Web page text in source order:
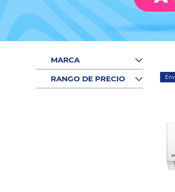
Cocina
Tecnología
ElectroHogar
Combos
Herramientas
Cuidado
MARCA
RANGO DE PRECIO